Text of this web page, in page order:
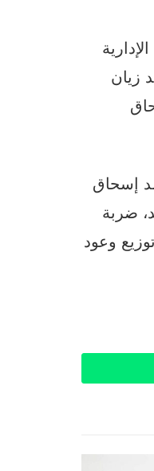
زيان
إسحاق
ضربة
وعود